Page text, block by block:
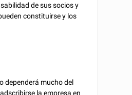
de sus socios y
constituirse y los
dependerá mucho del
la empresa en